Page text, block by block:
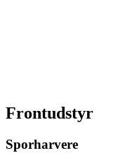
Frontudstyr
Sporharvere